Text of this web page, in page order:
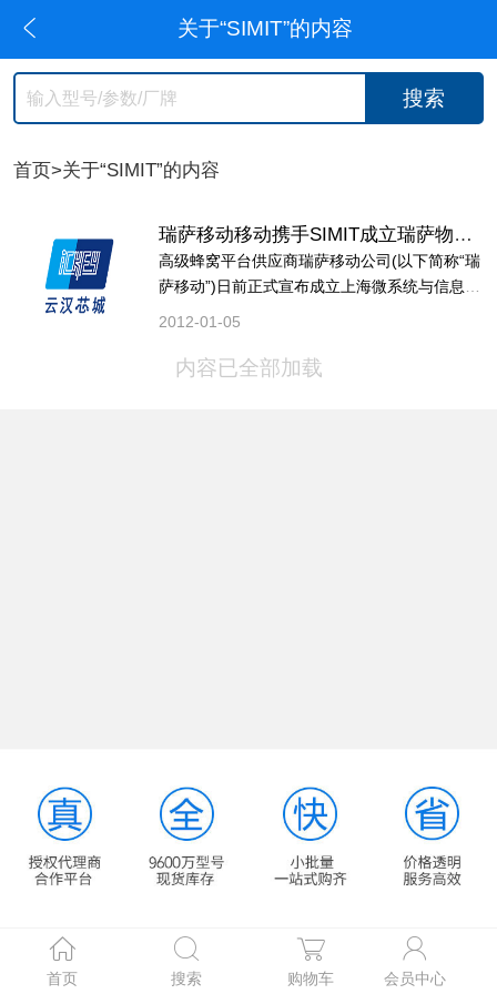
关于“SIMIT”的内容
搜索
首页>关于“SIMIT”的内容
瑞萨移动移动携手SIMIT成立瑞萨物联网联合实验室
高级蜂窝平台供应商瑞萨移动公司(以下简称“瑞
萨移动”)日前正式宣布成立上海微系统与信息技
研究所(SIMIT)共同创办。 此次合作...
2012-01-05
内容已全部加载
首页 搜索 购物车 会员中心